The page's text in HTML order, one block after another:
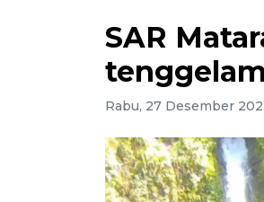
SAR
Rabu, 27 Desember